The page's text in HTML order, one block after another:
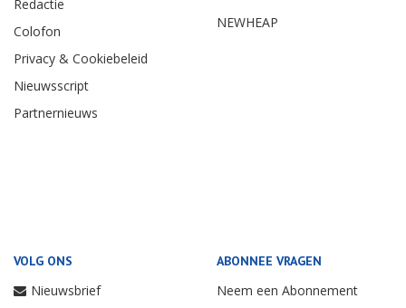
Redactie
Colofon
Privacy & Cookiebeleid
Nieuwsscript
Partnernieuws
NEWHEAP
VOLG ONS
Nieuwsbrief
ABONNEE VRAGEN
Neem een Abonnement